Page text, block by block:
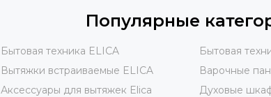
Популярные
Бытовая техника ELICA
Вытяжки встраиваемые ELICA
Аксессуары для вытяжек Elica
Бытовая
Варочные
Духовые